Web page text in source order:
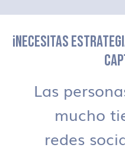
¡NECESITAS
Las
mucho
redes